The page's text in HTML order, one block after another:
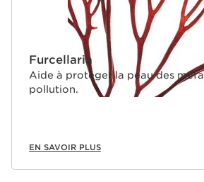
Furcellaria
Aide à protéger la peau des
pollution.
EN SAVOIR PLUS